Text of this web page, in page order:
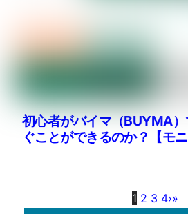
初心者がバイマ（BUYMA
ぐことができるのか？【モニ
1 2 3 4›»